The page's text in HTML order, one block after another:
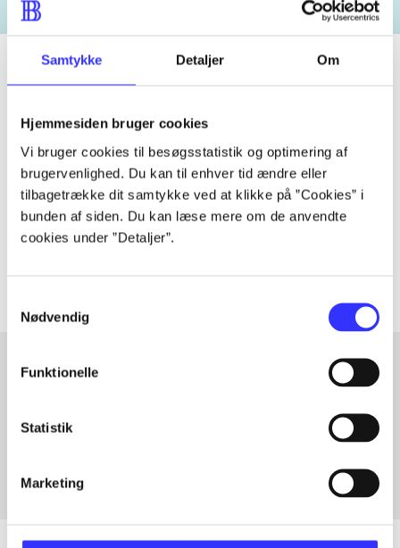
Samtykke Detaljer Om
Hjemmesiden bruger cookies
Vi bruger cookies til besøgsstatistik og optimering af
brugervenlighed. Du kan til enhver tid ændre eller
tilbagetrække dit samtykke ved at klikke på ”Cookies” i
bunden af siden. Du kan læse mere om de anvendte
cookies under ”Detaljer”.
Nødvendig
Funktionelle
Statistik
Marketing
Tidsskrift
Artiklen er en del af
lorem ipsum dolor sit amet ...
Tidsskrift
Artiklerne ihandler ofte om
Fra